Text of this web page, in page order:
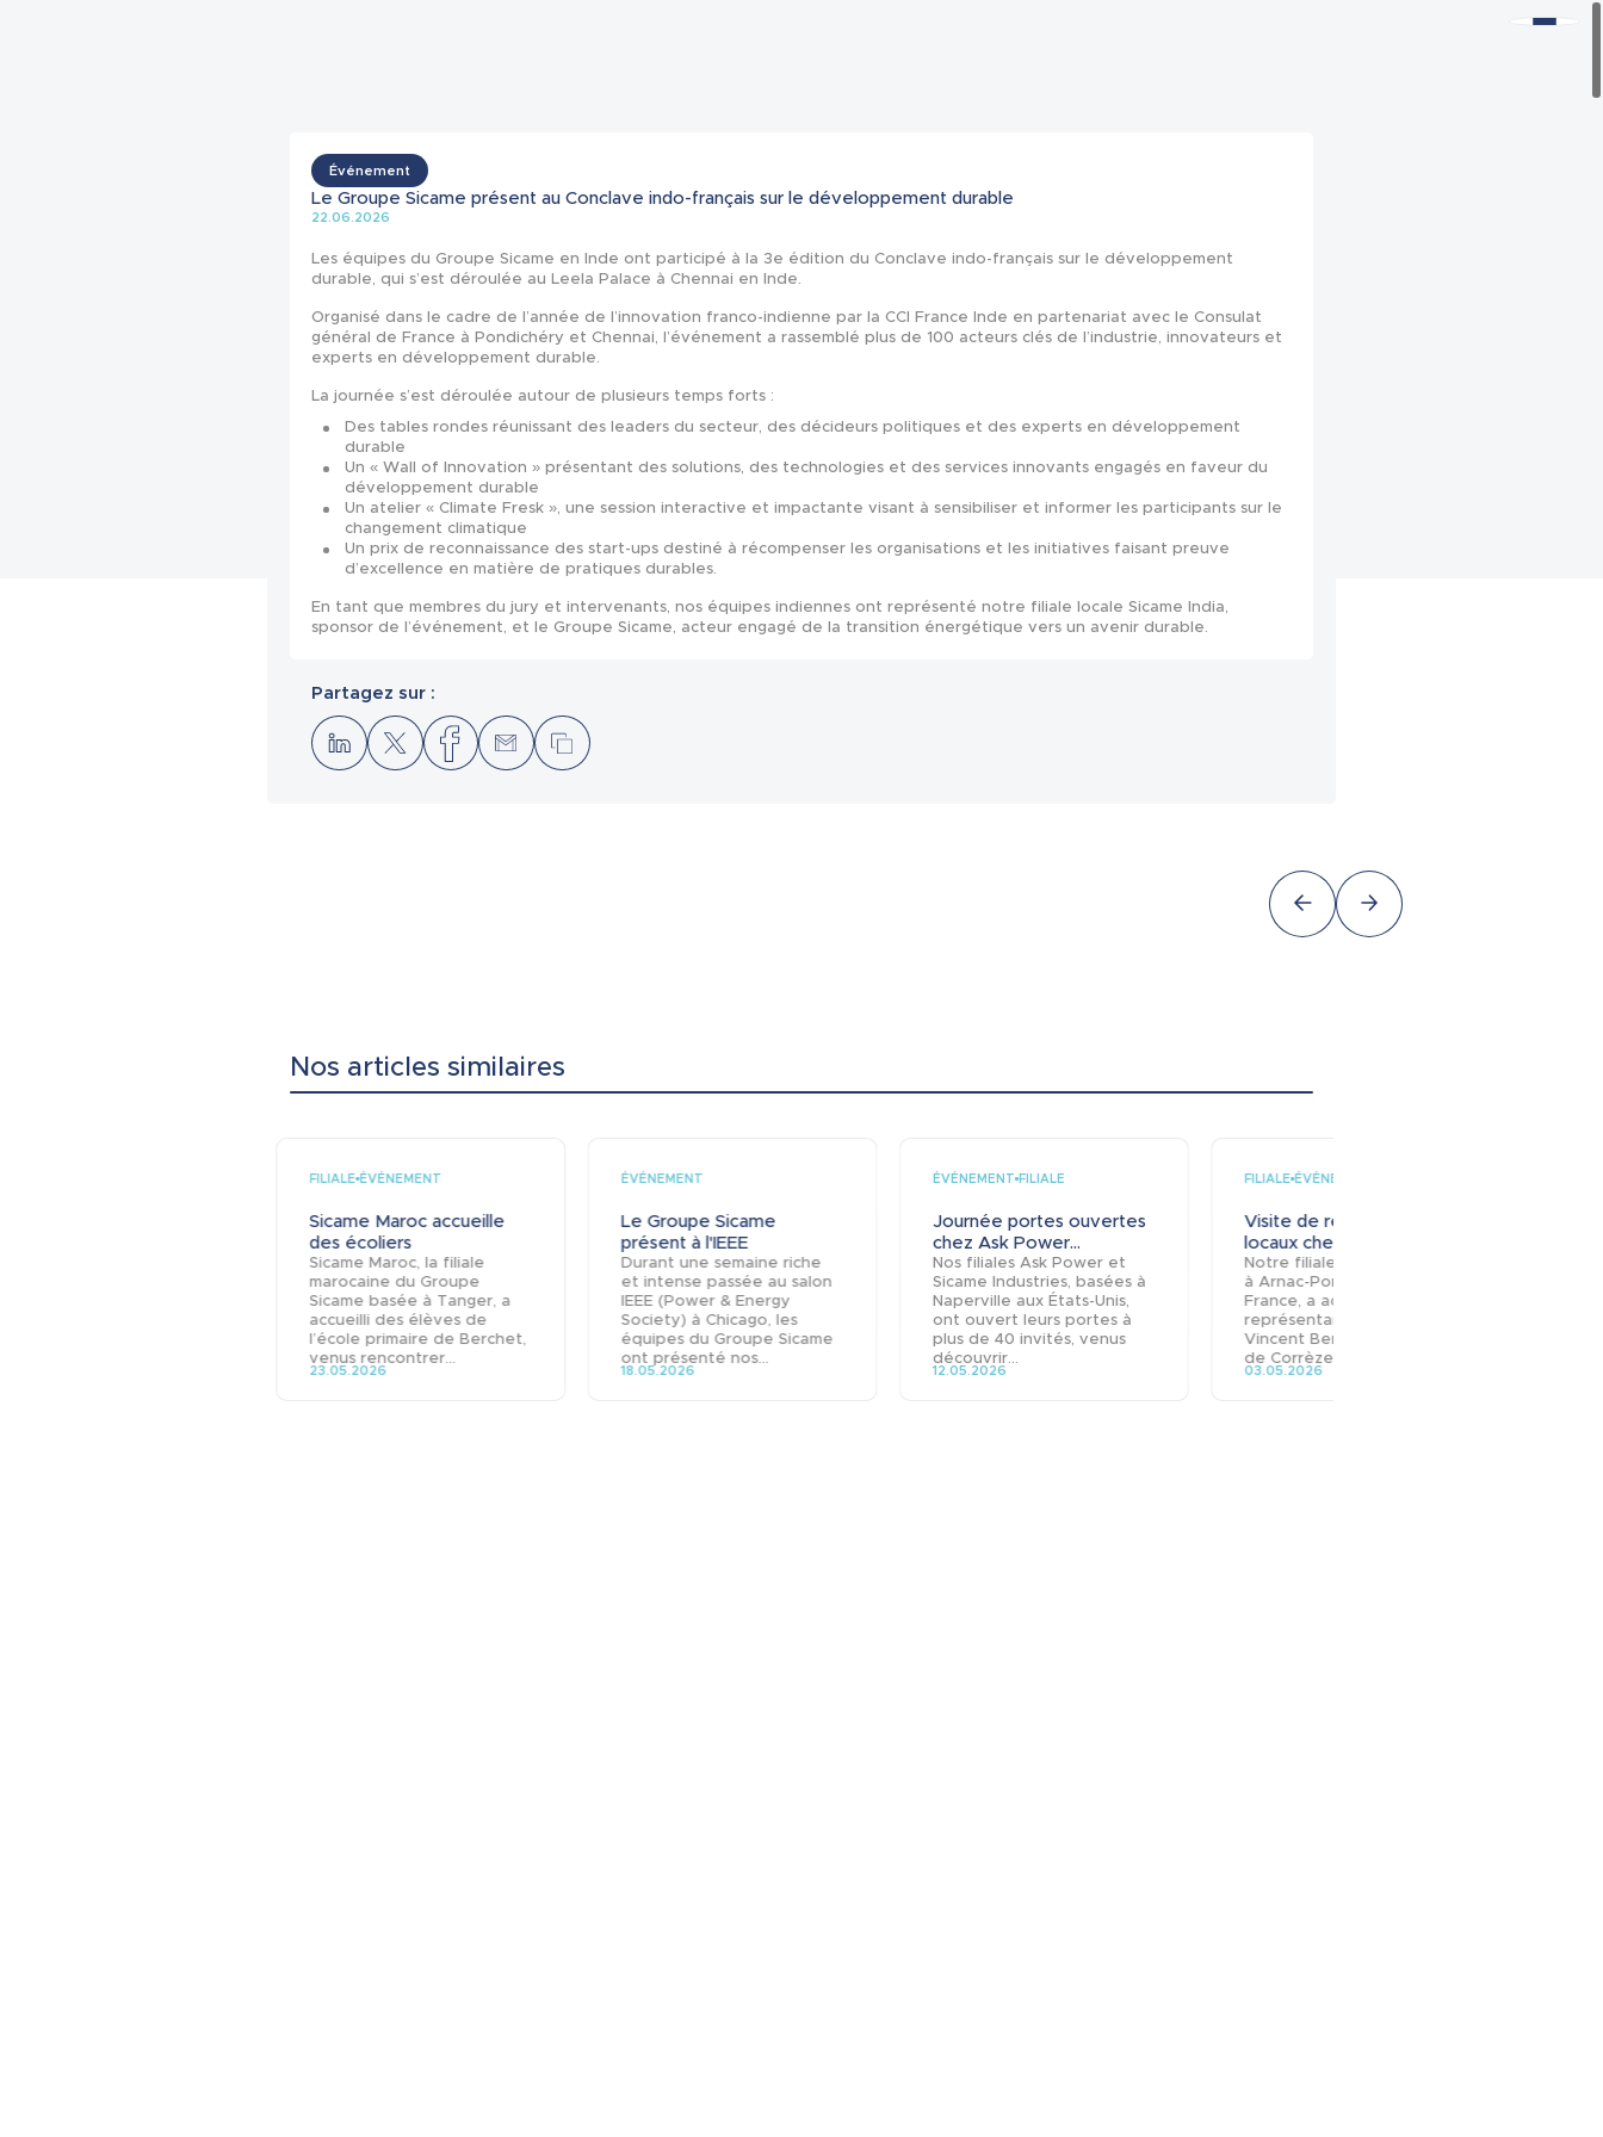
Actualités
Événement
Le Groupe Sicame présent au Conclave indo-français sur le développement durable
22.06.2026
Partagez sur :
Les équipes du Groupe Sicame en Inde ont participé à la 3e édition du Conclave indo-français sur le développement
durable, qui s’est déroulée au Leela Palace à Chennai en Inde.
Organisé dans le cadre de l’année de l’innovation franco-indienne par la CCI France Inde en partenariat avec le Consulat
général de France à Pondichéry et Chennai, l’événement a rassemblé plus de 100 acteurs clés de l’industrie, innovateurs et
experts en développement durable.
La journée s’est déroulée autour de plusieurs temps forts :
Des tables rondes réunissant des leaders du secteur, des décideurs politiques et des experts en développement
durable
Un « Wall of Innovation » présentant des solutions, des technologies et des services innovants engagés en faveur du
développement durable
Un atelier « Climate Fresk », une session interactive et impactante visant à sensibiliser et informer les participants sur le
changement climatique
Un prix de reconnaissance des start-ups destiné à récompenser les organisations et les initiatives faisant preuve
d’excellence en matière de pratiques durables.
En tant que membres du jury et intervenants, nos équipes indiennes ont représenté notre filiale locale Sicame India,
sponsor de l’événement, et le Groupe Sicame, acteur engagé de la transition énergétique vers un avenir durable.
Nos articles similaires
FILIALE ÉVÉNEMENT
Sicame Maroc accueille
des écoliers
Sicame Maroc, la filiale
marocaine du Groupe
Sicame basée à Tanger, a
accueilli des élèves de
l’école primaire de Berchet,
venus rencontrer...
23.05.2026
ÉVÉNEMENT
Le Groupe Sicame
présent à l'IEEE
Durant une semaine riche
et intense passée au salon
IEEE (Power & Energy
Society) à Chicago, les
équipes du Groupe Sicame
ont présenté nos...
18.05.2026
ÉVÉNEMENT FILIALE
Journée portes ouvertes
chez Ask Power...
Nos filiales Ask Power et
Sicame Industries, basées à
Naperville aux États-Unis,
ont ouvert leurs portes à
plus de 40 invités, venus
découvrir...
12.05.2026
FILIALE ÉVÉNEMENT
Visite de représentants
locaux chez...
Notre filiale Sicame, basée
à Arnac-Pompadour en
France, a accueilli des
représentants locaux :
Vincent Berton, le préfet
de Corrèze, et...
03.05.2026